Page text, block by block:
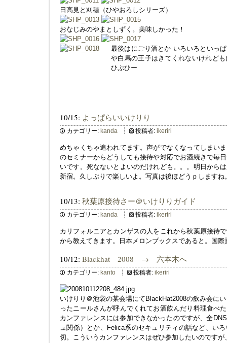
日高見と刈穂（ひやおろしシリーズ）
おなじみのやまとしずく。美味しかった！
最後はにごり酒とか いろいろといっ
や白馬の王子はきてくれないけれど
ひぷひー
10/15: よっぱらいいけりり
カテゴリー: kanda 投稿者: ikeriri
めちゃくちゃ追われてます。声がでなくなってしまい
のセミナーからどうしても接待や対応でお酒続きで毎
いです。死なないとよいのだけれども。。。明日から
新宿。久しぶりで楽しいよ。写真は後ほどうｐしますね
10/13: 秋葉原接待さー＠いけりりガイド
カテゴリー: kanda 投稿者: ikeriri
カリフォルニアとカンザスの人をこれから秋葉原接待
から教えてきます。日本メロンブックスであると。国際
10/12: Blackhat 2008 → 六本木へ
カテゴリー: kanto 投稿者: ikeriri
いけりり＠池袋の某会場にてBlackHat2008の飲み会に
ったニールさんが呼んでくれてお酒飲んだり料理食べ
カンファレンスには参加できなかったのですが、全
ュ関係）とか、Felica系のセキュリティの話など、い
切。こういうカンファレンスはぜひ参加したいのです